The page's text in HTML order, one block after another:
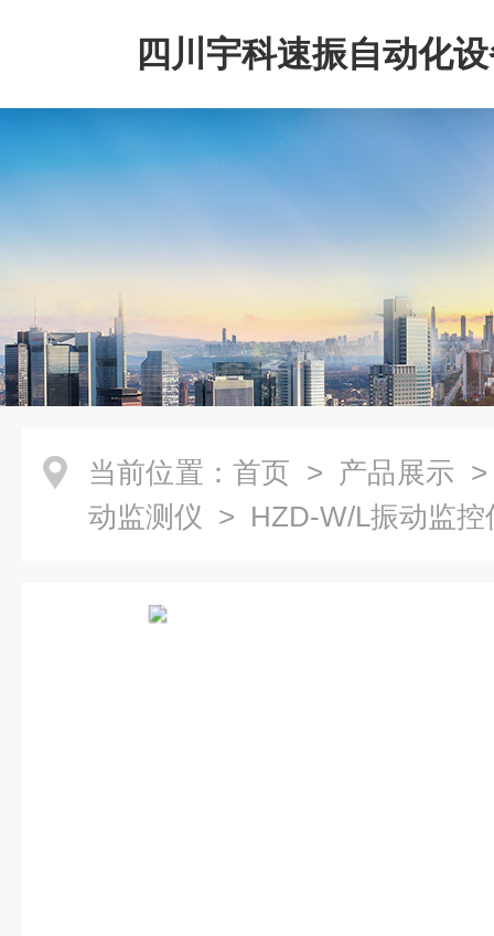
四川宇科速振自动化
公司
当前位置： 首页 > 产品展示
动监测仪 > HZD-W/L振动监控